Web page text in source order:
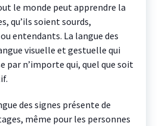
le monde peut apprendre la
qu’ils soient sourds,
entendants. La langue des
visuelle et gestuelle qui
par n’importe qui, quel que soit
des signes présente de
même pour les personnes